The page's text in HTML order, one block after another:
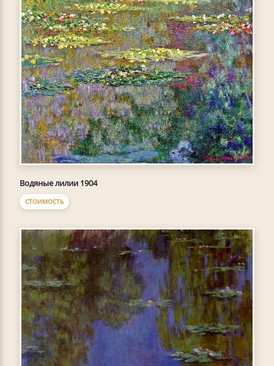
Водяные лилии 1904
СТОИМОСТЬ